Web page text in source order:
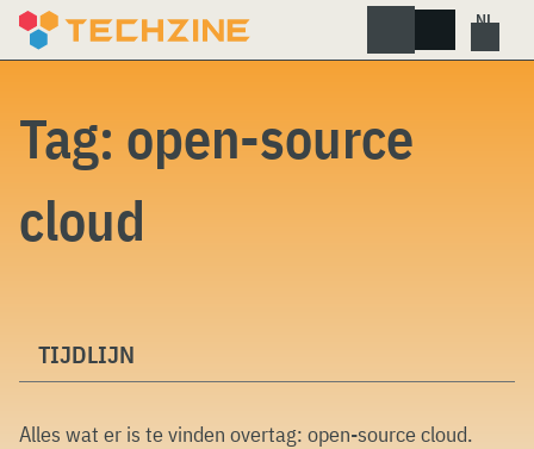
Skip
Tag: open-source
cloud
TIJDLIJN
Alles wat er is te vinden overtag: open-source cloud.